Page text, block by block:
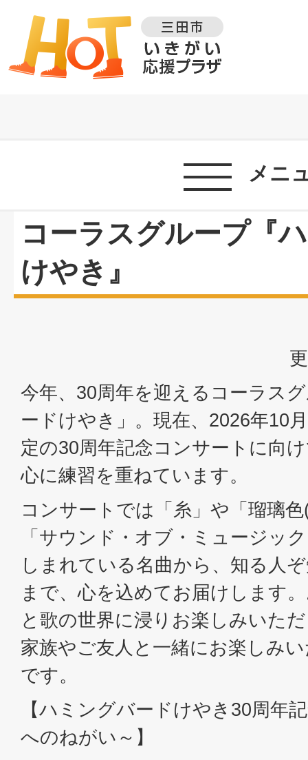
メニ
コーラスグループ『
けやき』
今年、30周年を迎えるコーラス
ードけやき」。現在、2026年10
定の30周年記念コンサートに向
心に練習を重ねています。
コンサートでは「糸」や「瑠璃
「サウンド・オブ・ミュージッ
しまれている名曲から、知る人
まで、心を込めてお届けします
と歌の世界に浸りお楽しみいた
家族やご友人と一緒にお楽しみ
です。
【ハミングバードけやき30周年
へのねがい～】